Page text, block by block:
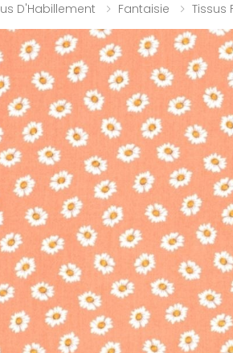
D'Habillement Fantaisie Tissus